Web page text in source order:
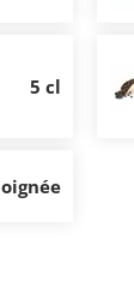
5 cl